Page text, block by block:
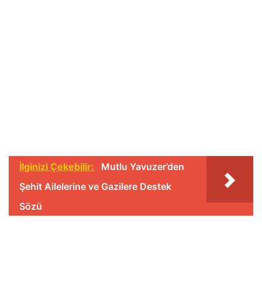
İlginizi Çekebilir:
Mutlu Yavuzer’den
Şehit Ailelerine ve Gazilere Destek
Sözü